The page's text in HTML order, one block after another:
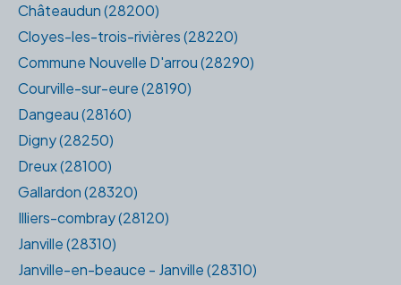
Châteaudun (28200)
Cloyes-les-trois-rivières (28220)
Commune Nouvelle D'arrou (28290)
Courville-sur-eure (28190)
Dangeau (28160)
Digny (28250)
Dreux (28100)
Gallardon (28320)
Illiers-combray (28120)
Janville (28310)
Janville-en-beauce - Janville (28310)